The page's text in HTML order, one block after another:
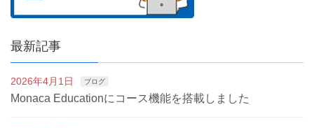
最新記事
2026年4月1日 ブログ
Monaca Educationにコース機能を搭載しました